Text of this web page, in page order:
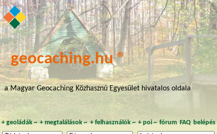
geocaching.hu ®
a Magyar Geocaching Közhasznú Egyesület hivatalos oldala
+ geoládák~ +megtalálások ~ +felhasználók~ + poi~ fórum FAQ belépés